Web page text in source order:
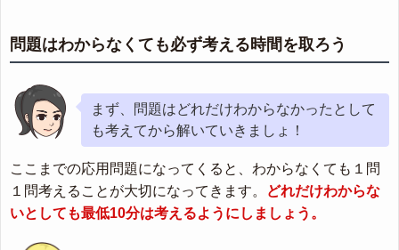
問題はわからなくても必ず考える時間を取ろう
まず、問題はどれだけわからなかったとして
も考えてから解いていきましょ！
ここまでの応用問題になってくると、わからなくても１問
１問考えることが大切になってきます。
どれだけわからな
いとしても最低10分は考えるようにしましょう。